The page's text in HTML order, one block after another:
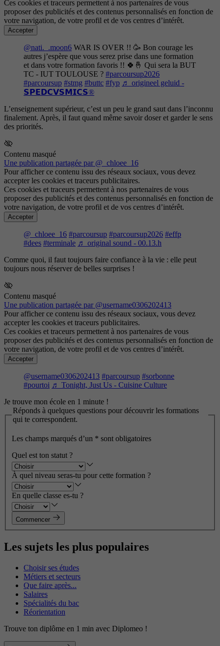
Ces cookies et traceurs permettent à nos partenaires de vous
proposer des publicités et des contenus personnalisés en fonction de
votre navigation, de votre profil et de vos centres d’intérêt.
Accepter
@nati._.moon6 WAR IS OVER !! 🥳 Bon courage les
autres j’espère que vous serez prise dans une formation
et dans votre formation favoris !! 🍀🤞 Qui sera la BUT
TC - IUT TOULOUSE ? #parcoursup2026
#parcoursup #stmg #buttc #fyp ♬ origineel geluid -
𝗦𝗣𝗘𝗗𝗖𝗩𝗦𝗠𝗜𝗖𝗦®
L’enseignement supérieur, c’est un peu le grand saut dans l’inconnu
finalement. Après, il faut quand même savoir doser et garder le sens
des priorités.
Contenu masqué
Une publication partagée par @_chloee_16
Pour afficher ce contenu issu des réseaux sociaux, vous devez
accepter les cookies et traceurs publicitaires.
Ces cookies et traceurs permettent à nos partenaires de vous
proposer des publicités et des contenus personnalisés en fonction de
votre navigation, de votre profil et de vos centres d’intérêt.
Accepter
@_chloee_16 #parcoursup #parcoursup2026 #effp
#dees #terminale ♬ original sound - 00.13.h
Comme quoi, il faut toujours faire confiance à la vie : elle peut
toujours nous réserver de belles surprises !
Contenu masqué
Une publication partagée par @username0306202413
Pour afficher ce contenu issu des réseaux sociaux, vous devez
accepter les cookies et traceurs publicitaires.
Ces cookies et traceurs permettent à nos partenaires de vous
proposer des publicités et des contenus personnalisés en fonction de
votre navigation, de votre profil et de vos centres d’intérêt.
Accepter
@username0306202413 #parcoursup #sorbonne
#pourtoi ♬ Tonight, Just Us - Cuisine Culture
Je trouve mon école en 1 minute !
Réponds à quelques questions pour découvrir les formations
qui te correspondent.
Les champs marqués d’un * sont obligatoires
Quel est ton statut ?
À quel niveau seras-tu pour cette formation ?
En quelle classe es-tu ?
Commencer
Les sujets les plus populaires
Choisir ses études
Métiers et secteurs
Que faire après...
Salaires
Spécialités du bac
Réorientation
Trouve ton diplôme en 1 min avec Diplomeo !